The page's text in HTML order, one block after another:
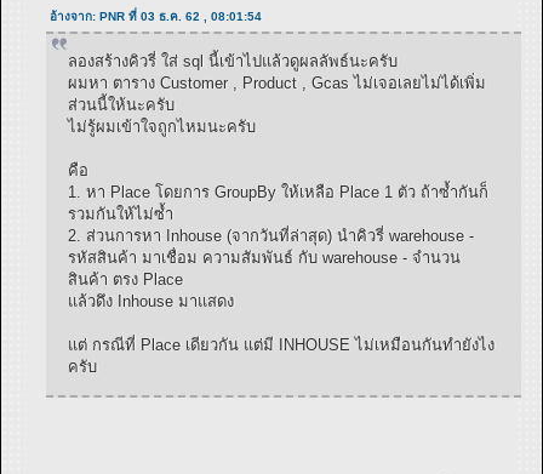
อ้างจาก: PNR ที่ 03 ธ.ค. 62 , 08:01:54
ลองสร้างคิวรี่ ใส่ sql นี้เข้าไปแล้วดูผลลัพธ์นะครับ
ผมหา ตาราง Customer , Product , Gcas ไม่เจอเลยไม่ได้เพิ่ม
ส่วนนี้ให้นะครับ
ไม่รู้ผมเข้าใจถูกไหมนะครับ
คือ
1. หา Place โดยการ GroupBy ให้เหลือ Place 1 ตัว ถ้าซ้ำกันก็
รวมกันให้ไม่ซ้ำ
2. ส่วนการหา Inhouse (จากวันที่ล่าสุด) นำคิวรี่ warehouse -
รหัสสินค้า มาเชื่อม ความสัมพันธ์ กับ warehouse - จำนวน
สินค้า ตรง Place
แล้วดึง Inhouse มาแสดง
แต่ กรณีที่ Place เดียวกัน แต่มี INHOUSE ไม่เหมือนกันทำยังไง
ครับ